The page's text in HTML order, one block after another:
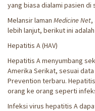
yang biasa dialami pasien di
Melansir laman Medicine Net,
lebih lanjut, berikut ini
Hepatitis A (HAV)
Hepatitis A menyumbang
Amerika Serikat, sesuai
Prevention terbaru.
orang ke orang seperti
Infeksi virus hepatitis A